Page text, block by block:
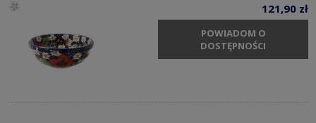
121,90 zł
POWIADOM O
DOSTĘPNOŚCI